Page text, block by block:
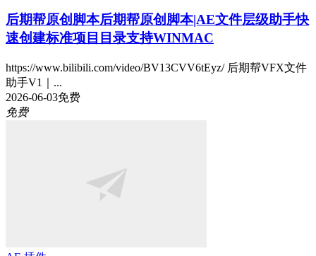
后期帮原创脚本后期帮原创脚本|AE文件层级助手快
速创建标准项目目录支持WINMAC
https://www.bilibili.com/video/BV13CVV6tEyz/ 后期帮VFX文件
助手V1｜...
2026-06-03免费
免费